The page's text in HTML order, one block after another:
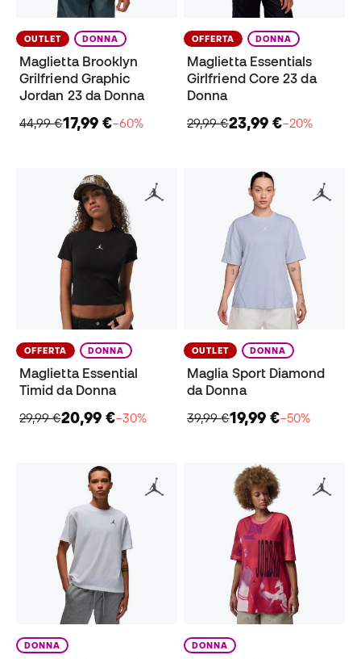
OUTLET DONNA
Maglietta Brooklyn
Grilfriend Graphic
Jordan 23 da Donna
44,99 €17,99 €−60%
OFFERTA DONNA
Maglietta Essentials
Girlfriend Core 23 da
Donna
29,99 €23,99 €−20%
OFFERTA DONNA
Maglietta Essential
Timid da Donna
29,99 €20,99 €−30%
OUTLET DONNA
Maglia Sport Diamond
da Donna
39,99 €19,99 €−50%
DONNA DONNA